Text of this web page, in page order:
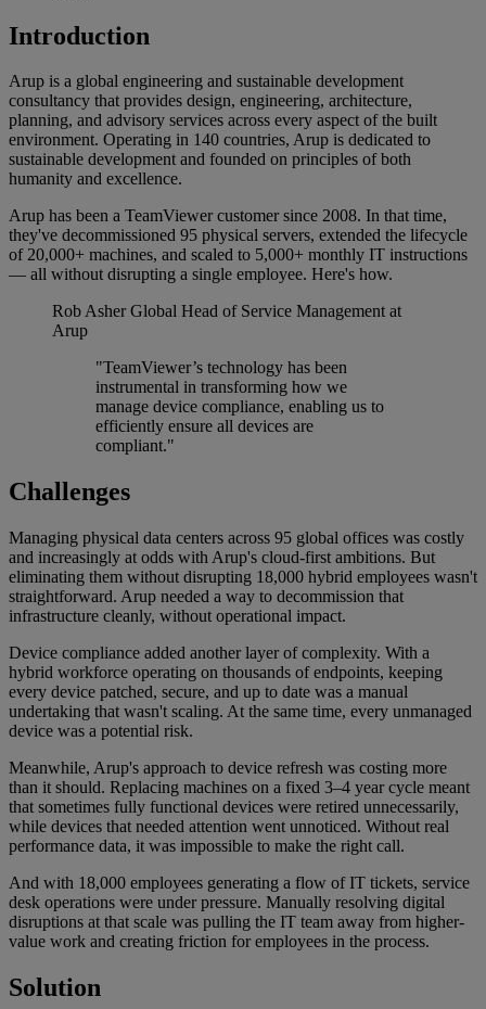
Introduction
Arup is a global engineering and sustainable development
consultancy that provides design, engineering, architecture,
planning, and advisory services across every aspect of the built
environment. Operating in 140 countries, Arup is dedicated to
sustainable development and founded on principles of both
humanity and excellence.
Arup has been a TeamViewer customer since 2008. In that time,
they've decommissioned 95 physical servers, extended the lifecycle
of 20,000+ machines, and scaled to 5,000+ monthly IT instructions
— all without disrupting a single employee. Here's how.
Rob Asher Global Head of Service Management at
Arup
"TeamViewer’s technology has been
instrumental in transforming how we
manage device compliance, enabling us to
efficiently ensure all devices are
compliant."
Challenges
Managing physical data centers across 95 global offices was costly
and increasingly at odds with Arup's cloud-first ambitions. But
eliminating them without disrupting 18,000 hybrid employees wasn't
straightforward. Arup needed a way to decommission that
infrastructure cleanly, without operational impact.
Device compliance added another layer of complexity. With a
hybrid workforce operating on thousands of endpoints, keeping
every device patched, secure, and up to date was a manual
undertaking that wasn't scaling. At the same time, every unmanaged
device was a potential risk.
Meanwhile, Arup's approach to device refresh was costing more
than it should. Replacing machines on a fixed 3–4 year cycle meant
that sometimes fully functional devices were retired unnecessarily,
while devices that needed attention went unnoticed. Without real
performance data, it was impossible to make the right call.
And with 18,000 employees generating a flow of IT tickets, service
desk operations were under pressure. Manually resolving digital
disruptions at that scale was pulling the IT team away from higher-
value work and creating friction for employees in the process.
Solution